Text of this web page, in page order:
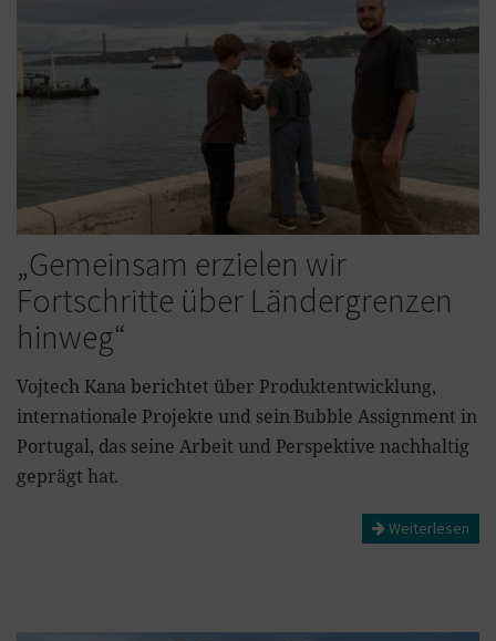
„Gemeinsam erzielen wir
Fortschritte über Ländergrenzen
hinweg“
Vojtech Kana berichtet über Produktentwicklung,
internationale Projekte und sein Bubble Assignment in
Portugal, das seine Arbeit und Perspektive nachhaltig
geprägt hat.
Weiterlesen